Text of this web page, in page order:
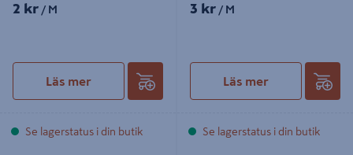
2 kr / M
Läs mer
Se lagerstatus i din butik
3 kr / M
Läs mer
Se lagerstatus i din butik